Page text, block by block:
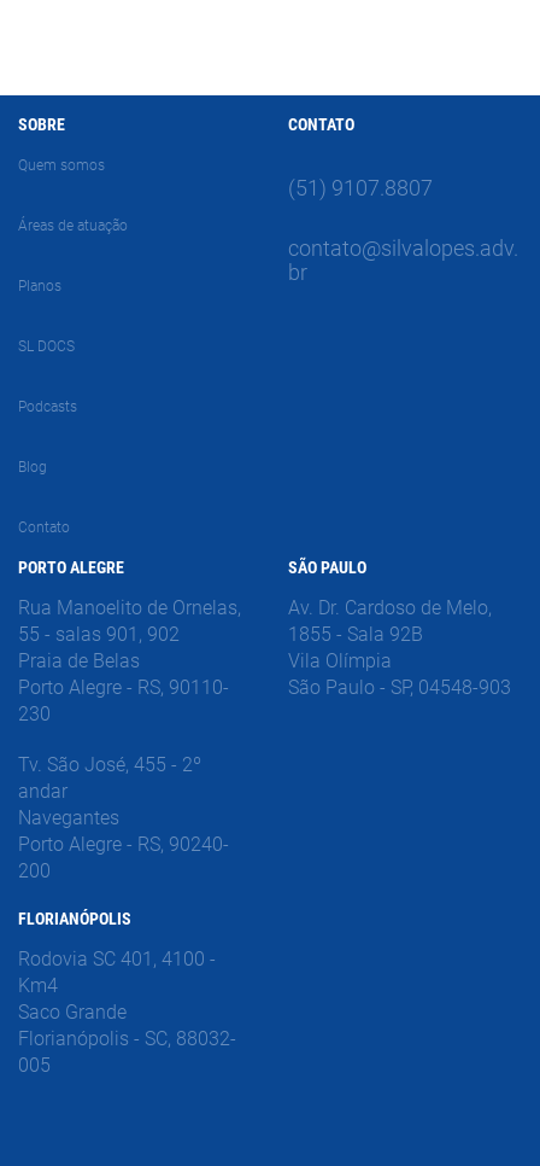
SOBRE
Quem somos
Áreas de atuação
Planos
SL DOCS
Podcasts
Blog
Contato
CONTATO
(51) 9107.8807
contato@silvalopes.adv.
br
PORTO ALEGRE
Rua Manoelito de Ornelas,
55 - salas 901, 902
Praia de Belas
Porto Alegre - RS, 90110-
230
Tv. São José, 455 - 2º
andar
Navegantes
Porto Alegre - RS, 90240-
200
FLORIANÓPOLIS
Rodovia SC 401, 4100 -
Km4
Saco Grande
Florianópolis - SC, 88032-
005
SÃO PAULO
Av. Dr. Cardoso de Melo,
1855 - Sala 92B
Vila Olímpia
São Paulo - SP, 04548-903